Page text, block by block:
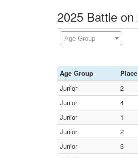
2025 Battle
Age Group
Age Group Place
Junior
2
Junior
4
Junior
1
Junior
2
Junior
3